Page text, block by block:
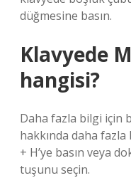
düğmesine basın.
Klavyede
hangisi?
Daha fazla bilgi için
hakkında daha
+ H’ye basın veya
tuşunu seçin.